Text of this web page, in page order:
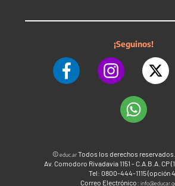
¡Seguinos!
©educ.arTodos los derechos reservados.
Av. Comodoro Rivadavia 1151 - C.A.B.A. CP
Tel: 0800-444-1115 (opción
Correo Electrónico: